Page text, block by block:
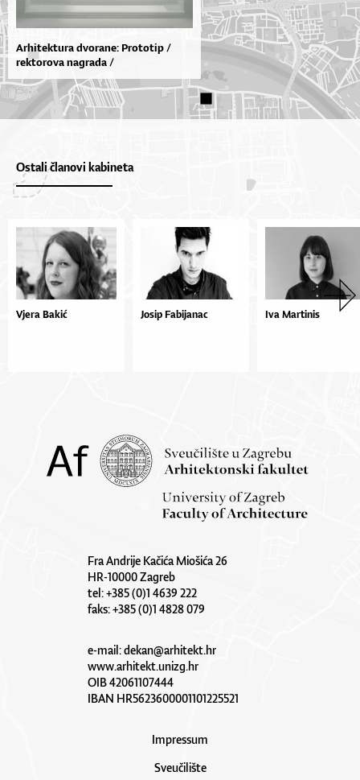
Arhitektura dvorane: Prototip /
rektorova nagrada /
Ostali članovi kabineta
Vjera Bakić Josip Fabijanac Iva Martinis
Fra Andrije Kačića Miošića 26
HR-10000 Zagreb
tel: +385 (0)1 4639 222
faks: +385 (0)1 4828 079
e-mail:dekan@arhitekt.hr
www.arhitekt.unizg.hr
OIB 42061107444
IBAN HR5623600001101225521
Impressum
Sveučilište